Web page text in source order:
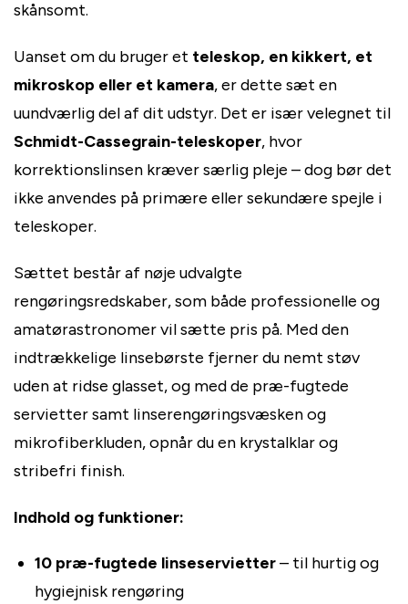
skånsomt.
Uanset om du bruger et teleskop, en kikkert, et
mikroskop eller et kamera, er dette sæt en
uundværlig del af dit udstyr. Det er især velegnet til
Schmidt-Cassegrain-teleskoper, hvor
korrektionslinsen kræver særlig pleje – dog bør det
ikke anvendes på primære eller sekundære spejle i
teleskoper.
Sættet består af nøje udvalgte
rengøringsredskaber, som både professionelle og
amatørastronomer vil sætte pris på. Med den
indtrækkelige linsebørste fjerner du nemt støv
uden at ridse glasset, og med de præ-fugtede
servietter samt linserengøringsvæsken og
mikrofiberkluden, opnår du en krystalklar og
stribefri finish.
Indhold og funktioner:
10 præ-fugtede linseservietter– til hurtig og
hygiejnisk rengøring